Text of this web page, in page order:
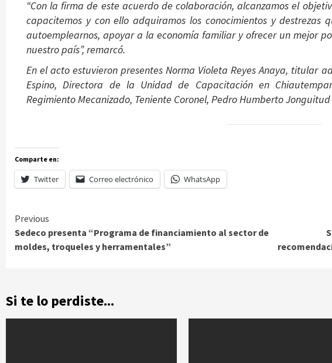
“Con la firma de este acuerdo de colaboración, alcanzamos el
capacitemos y con ello adquiramos los conocimientos y destrezas
autoemplearnos, apoyar a la economía familiar y ofrecer un mejor
nuestro país”, remarcó.
En el acto estuvieron presentes Norma Violeta Reyes Anaya, titular
Espino, Directora de la Unidad de Capacitación en
Regimiento Mecanizado, Teniente Coronel, Pedro Humberto
Comparte en:
Twitter Correo electrónico WhatsApp
Continue
Reading
Previous
Sedeco presenta “Programa de financiamiento al sector de
moldes, troqueles y herramentales”
Si te lo perdiste...